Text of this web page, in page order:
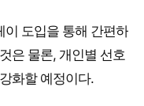
이 도입을 통해 간편하
은 물론, 개인별 선호
화할 예정이다.